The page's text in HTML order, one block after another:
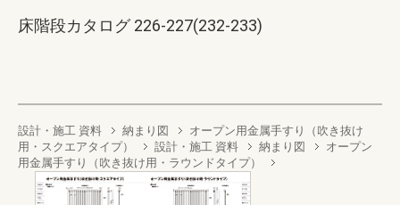
床階段カタログ 226-227(232-233)
設計・施工 資料 納まり図
オープン用金属手すり（吹き抜け
用・スクエアタイプ）
設計・施工 資料 納まり図
オープン
用金属手すり（吹き抜け用・ラウンドタイプ）